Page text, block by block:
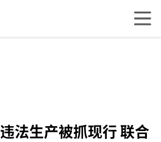
法生产被抓现行 联合